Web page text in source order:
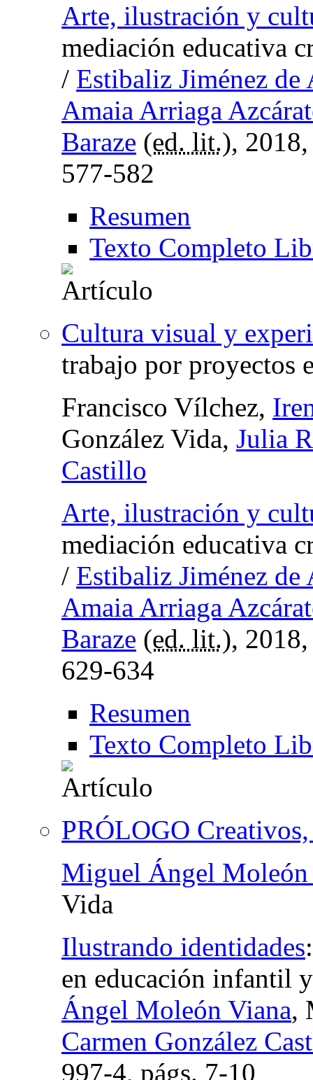
Arte, ilustración y
mediación educativa
/ Estibaliz Jiménez
Amaia Arriaga
Baraze (ed. lit.),
577-582
Resumen
Texto Completo
Cultura visual y
trabajo por proyectos
Francisco Vílchez,
González Vida, Julia
Castillo
Arte, ilustración y
mediación educativa
/ Estibaliz Jiménez
Amaia Arriaga
Baraze (ed. lit.),
629-634
Resumen
Texto Completo
PRÓLOGO
Miguel Ángel Moleón
Vida
Ilustrando identidades
en educación infantil
Ángel Moleón Viana,
Carmen González
997-4, págs. 7-10